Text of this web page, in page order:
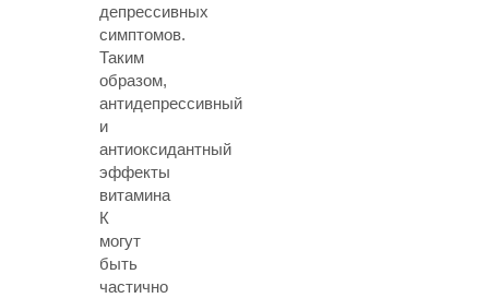
депрессивных
симптомов.
Таким
образом,
антидепрессивный
и
антиоксидантный
эффекты
витамина
К
могут
быть
частично